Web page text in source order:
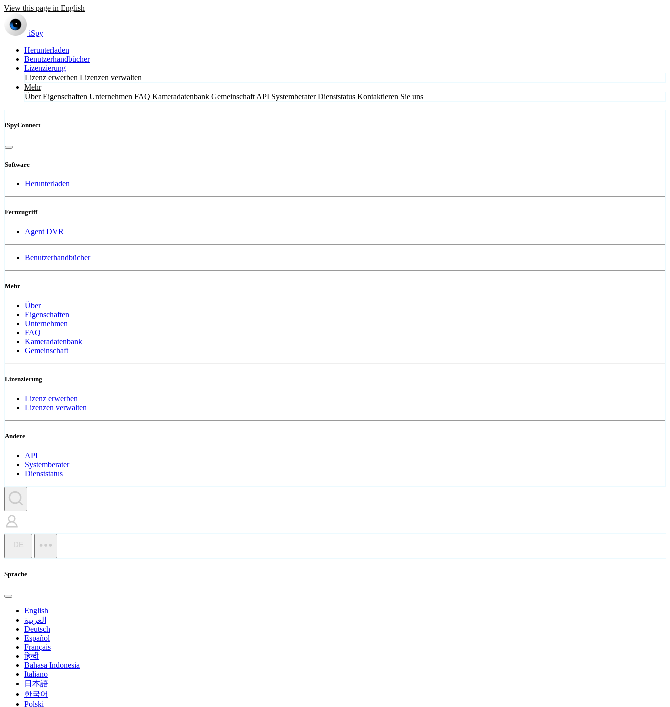
View this page in English
iSpy
Herunterladen
Benutzerhandbücher
Lizenzierung
Lizenz erwerben Lizenzen verwalten
Mehr
Über Eigenschaften Unternehmen FAQ Kameradatenbank Gemeinschaft API Systemberater Dienststatus Kontaktieren Sie uns
iSpyConnect
Software
Herunterladen
Fernzugriff
Agent DVR
Benutzerhandbücher
Mehr
Über
Eigenschaften
Unternehmen
FAQ
Kameradatenbank
Gemeinschaft
Lizenzierung
Lizenz erwerben
Lizenzen verwalten
Andere
API
Systemberater
Dienststatus
DE
Sprache
English
العربية
Deutsch
Español
Français
हिन्दी
Bahasa Indonesia
Italiano
日本語
한국어
Polski